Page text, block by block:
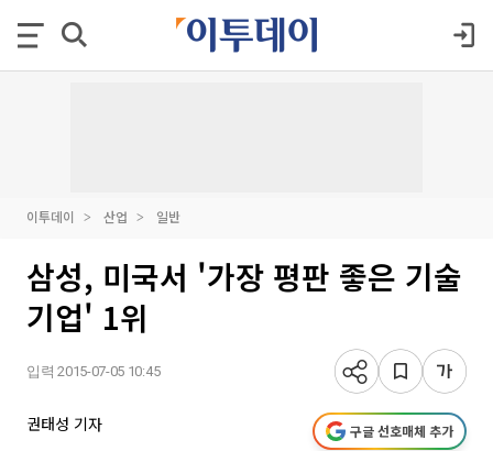
이투데이 산업 일반
삼성, 미국서 '가장 평판 좋은 기술
기업' 1위
입력 2015-07-05 10:45
권태성 기자 구글 선호매체 추가